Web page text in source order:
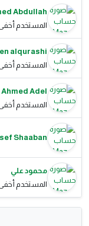
Abdullah
المستخدم أخفى
alqurashi
المستخدم أخفى
Ahmed Adel
المستخدم أخفى
Shaaban
محمود علي
المستخدم أخفى